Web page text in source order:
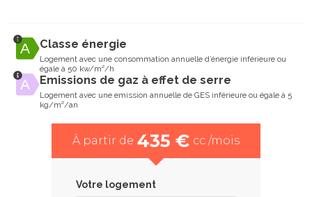
Classe énergie
Logement avec une consommation annuelle d’énergie inférieure ou
égale à 50 kw/m²/h
Emissions de gaz à effet de serre
Logement avec une emission annuelle de GES inférieure ou égale à 5
kg/m²/an
À partir de 435 € cc /mois
Votre logement